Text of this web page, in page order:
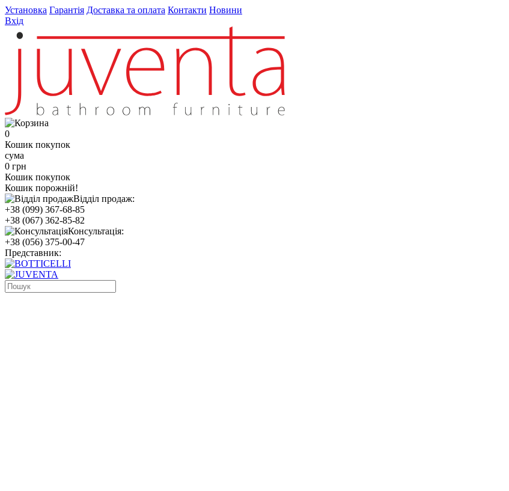
Установка Гарантія Доставка та оплата Контакти Новини
Вхід
0
Кошик покупок
сума
0 грн
Кошик покупок
Кошик порожній!
Відділ продаж:
+38 (099) 367-68-85
+38 (067) 362-85-82
Консультація:
+38 (056) 375-00-47
Представник: